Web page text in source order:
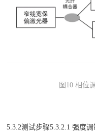
图 10 相位
5.3.2测试步骤5.3.2.1 强度